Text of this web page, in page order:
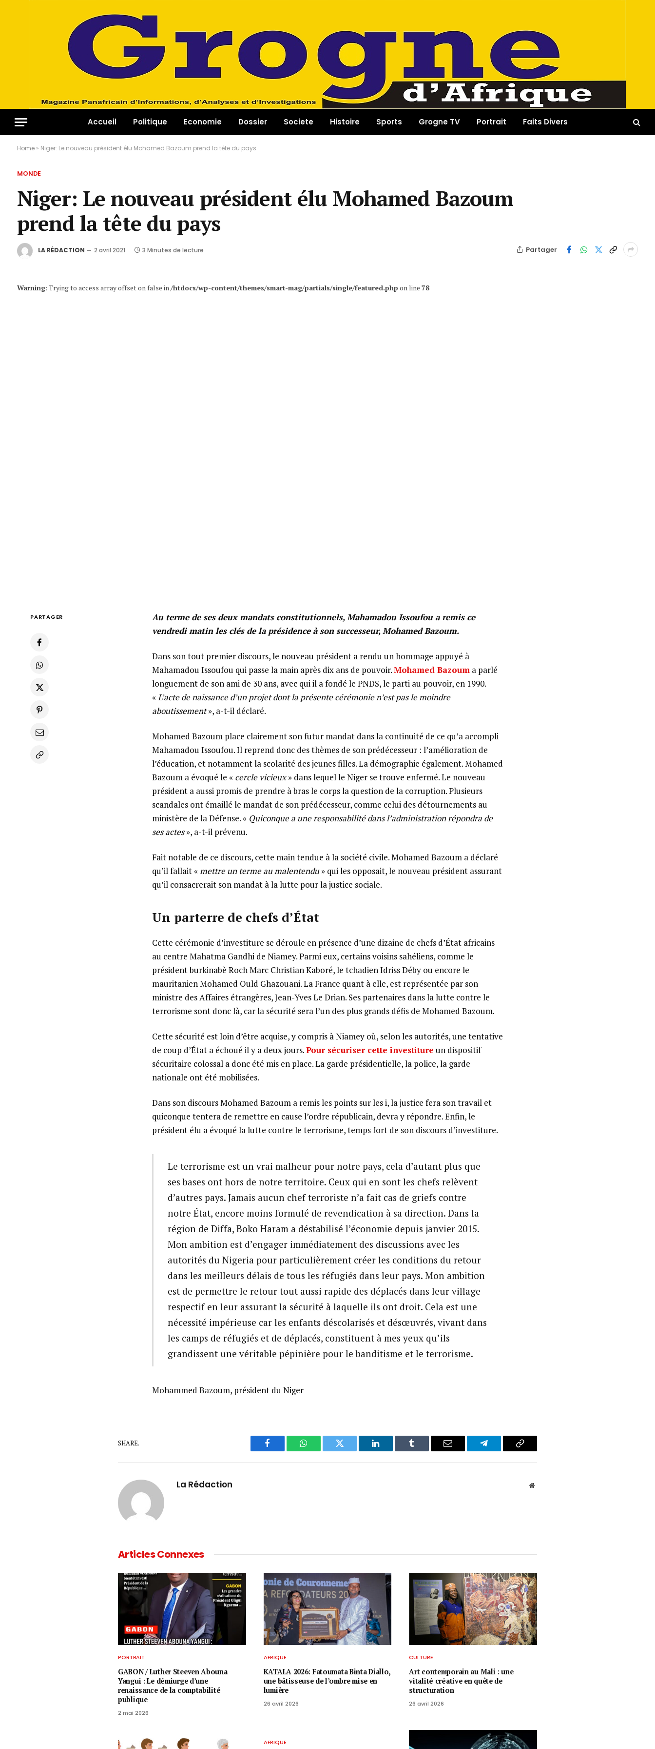
Accueil Politique Economie Dossier Societe Histoire Sports Grogne TV Portrait Faits Divers
Home » Niger: Le nouveau président élu Mohamed Bazoum prend la tête du pays
MONDE
Niger: Le nouveau président élu Mohamed Bazoum
prend la tête du pays
LA RÉDACTION 2 avril 2021 3 Minutes de lecture Partager
Warning: Trying to access array offset on false in/htdocs/wp-content/themes/smart-mag/partials/single/featured.php on line 78
PARTAGER
Au terme de ses deux mandats constitutionnels, Mahamadou Issoufou a remis ce
vendredi matin les clés de la présidence à son successeur, Mohamed Bazoum.
Dans son tout premier discours, le nouveau président a rendu un hommage appuyé à
Mahamadou Issoufou qui passe la main après dix ans de pouvoir.Mohamed Bazoum a parlé
longuement de son ami de 30 ans, avec qui il a fondé le PNDS, le parti au pouvoir, en 1990.
« L’acte de naissance d’un projet dont la présente cérémonie n’est pas le moindre
aboutissement», a-t-il déclaré.
Mohamed Bazoum place clairement son futur mandat dans la continuité de ce qu’a accompli
Mahamadou Issoufou. Il reprend donc des thèmes de son prédécesseur : l’amélioration de
l’éducation, et notamment la scolarité des jeunes filles. La démographie également. Mohamed
Bazoum a évoqué le « cercle vicieux» dans lequel le Niger se trouve enfermé. Le nouveau
président a aussi promis de prendre à bras le corps la question de la corruption. Plusieurs
scandales ont émaillé le mandat de son prédécesseur, comme celui des détournements au
ministère de la Défense. « Quiconque a une responsabilité dans l’administration répondra de
ses actes», a-t-il prévenu.
Fait notable de ce discours, cette main tendue à la société civile. Mohamed Bazoum a déclaré
qu’il fallait « mettre un terme au malentendu» qui les opposait, le nouveau président assurant
qu’il consacrerait son mandat à la lutte pour la justice sociale.
Un parterre de chefs d’État
Cette cérémonie d’investiture se déroule en présence d’une dizaine de chefs d’État africains
au centre Mahatma Gandhi de Niamey. Parmi eux, certains voisins sahéliens, comme le
président burkinabè Roch Marc Christian Kaboré, le tchadien Idriss Déby ou encore le
mauritanien Mohamed Ould Ghazouani. La France quant à elle, est représentée par son
ministre des Affaires étrangères, Jean-Yves Le Drian. Ses partenaires dans la lutte contre le
terrorisme sont donc là, car la sécurité sera l’un des plus grands défis de Mohamed Bazoum.
Cette sécurité est loin d’être acquise, y compris à Niamey où, selon les autorités, une tentative
de coup d’État a échoué il y a deux jours.Pour sécuriser cette investiture un dispositif
sécuritaire colossal a donc été mis en place. La garde présidentielle, la police, la garde
nationale ont été mobilisées.
Dans son discours Mohamed Bazoum a remis les points sur les i, la justice fera son travail et
quiconque tentera de remettre en cause l’ordre républicain, devra y répondre. Enfin, le
président élu a évoqué la lutte contre le terrorisme, temps fort de son discours d’investiture.
Le terrorisme est un vrai malheur pour notre pays, cela d’autant plus que
ses bases ont hors de notre territoire. Ceux qui en sont les chefs relèvent
d’autres pays. Jamais aucun chef terroriste n’a fait cas de griefs contre
notre État, encore moins formulé de revendication à sa direction. Dans la
région de Diffa, Boko Haram a déstabilisé l’économie depuis janvier 2015.
Mon ambition est d’engager immédiatement des discussions avec les
autorités du Nigeria pour particulièrement créer les conditions du retour
dans les meilleurs délais de tous les réfugiés dans leur pays. Mon ambition
est de permettre le retour tout aussi rapide des déplacés dans leur village
respectif en leur assurant la sécurité à laquelle ils ont droit. Cela est une
nécessité impérieuse car les enfants déscolarisés et désœuvrés, vivant dans
les camps de réfugiés et de déplacés, constituent à mes yeux qu’ils
grandissent une véritable pépinière pour le banditisme et le terrorisme.
Mohammed Bazoum, président du Niger
SHARE.
Facebook WhatsAppTwitter LinkedIn Tumblr Email Telegram Copy
La Rédaction Website
Articles Connexes
PORTRAIT
GABON / ​Luther Steeven Abouna
Yangui : Le démiurge d’une
renaissance de la comptabilité
publique
2 mai 2026
AFRIQUE
KATALA 2026: Fatoumata Binta Diallo,
une bâtisseuse de l’ombre mise en
lumière
26 avril 2026
CULTURE
Art contemporain au Mali : une
vitalité créative en quête de
structuration
26 avril 2026
AFRIQUE